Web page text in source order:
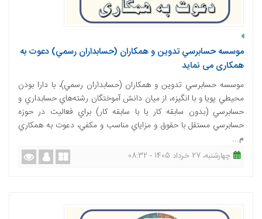
موسسه حسابرسي تدوين و همکاران (حسابداران رسمي) دعوت به
همکاری می نماید
موسسه حسابرسي تدوين و همکاران (حسابداران رسمي)، با دارا بودن
محيطي پويا و با انگيزه، از ميان دانش آموختگان رشته‌هاي حسابداري و
حسابرسي (بدون سابقه کار یا با سابقه کار) براي فعاليت در حوزه‌
حسابرسي مستقل با حقوق و مزاياي مناسب و مکفي، دعوت به همکاري
م...
چهارشنبه، 27 خرداد 1405 - 08:32